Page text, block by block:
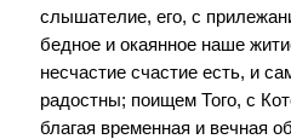
слышателие, его, с
бедное и окаянное наше
несчастие счастие есть, и
радостны; поищем Того, с
благая временная и вечная